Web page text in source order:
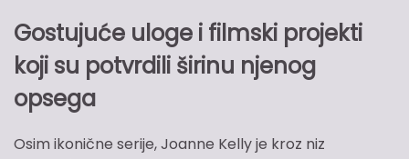
Gostujuće uloge i filmski projekti
koji su potvrdili širinu njenog
opsega
Osim ikonične serije, Joanne Kelly je kroz niz